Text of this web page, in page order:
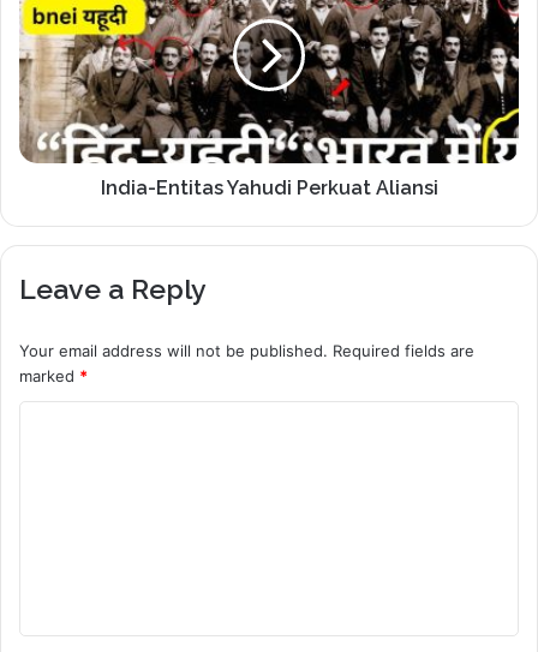
India-Entitas Yahudi Perkuat Aliansi
Leave a Reply
Your email address will not be published. Required fields are
marked *
t